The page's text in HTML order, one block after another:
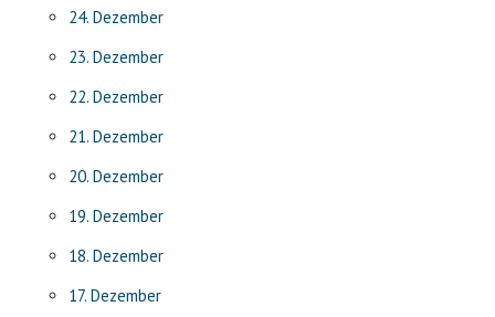
24. Dezember
23. Dezember
22. Dezember
21. Dezember
20. Dezember
19. Dezember
18. Dezember
17. Dezember